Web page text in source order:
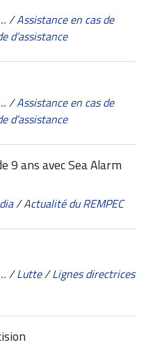
/Assistance en cas de
d’assistance
/Assistance en cas de
d’assistance
9 ans avec Sea Alarm
/Actualité du REMPEC
/Lutte/Lignes directrices